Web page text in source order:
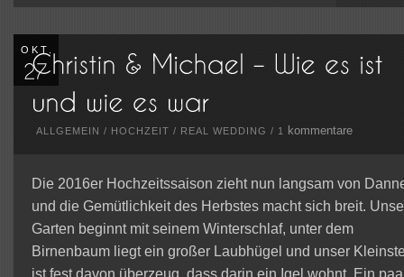
OKT.
ALLGEMEIN / HOCHZEIT / REAL WEDDING / 1 kommentare
Die 2016er Hochzeitssaison zieht nun langsam von
und die Gemütlichkeit des Herbstes macht sich breit.
Garten beginnt mit seinem Winterschlaf, unter dem
Birnenbaum liegt ein großer Laubhügel und unser
ist fest davon überzeug, dass darin ein Igel wohnt. Ein